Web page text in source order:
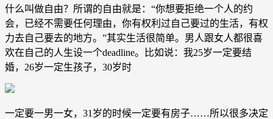
什么叫做自由？所谓的自由就是：“你想要拒绝一个人的约
会，已经不需要任何理由，你有权利过自己要过的生活，有权
力去自己要去的地方。”其实生活很简单。男人跟女人都很喜
欢在自己的人生设一个deadline。比如说：我25岁一定要结
婚，26岁一定生孩子，30岁时
一定要一男一女，31岁的时候一定要有房子……所以很多决定